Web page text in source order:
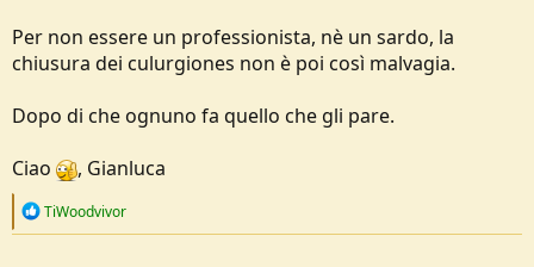
Per non essere un professionista, nè un sardo, la
chiusura dei culurgiones non è poi così malvagia.
Dopo di che ognuno fa quello che gli pare.
Ciao
, Gianluca
R
e
TiWoodvivor